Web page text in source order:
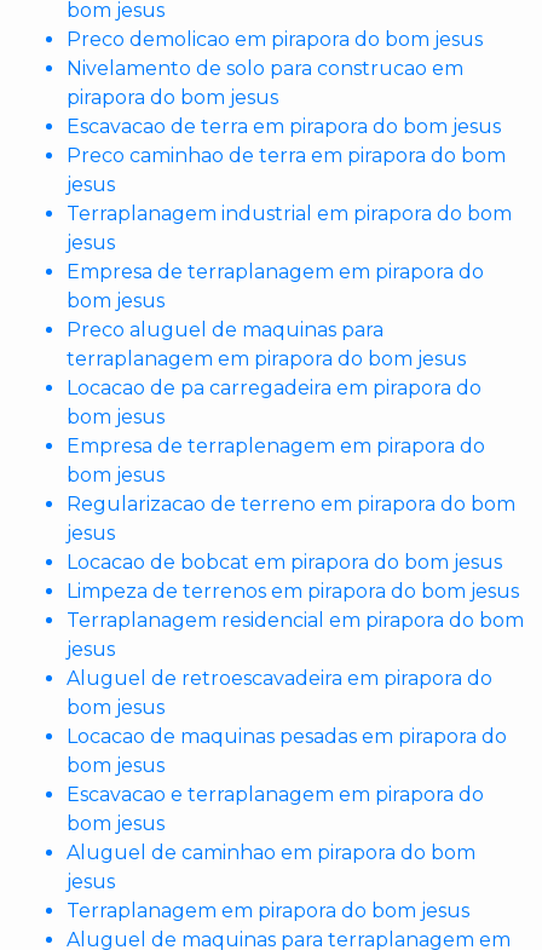
bom jesus
Preco demolicao em pirapora do bom jesus
Nivelamento de solo para construcao em
pirapora do bom jesus
Escavacao de terra em pirapora do bom jesus
Preco caminhao de terra em pirapora do bom
jesus
Terraplanagem industrial em pirapora do bom
jesus
Empresa de terraplanagem em pirapora do
bom jesus
Preco aluguel de maquinas para
terraplanagem em pirapora do bom jesus
Locacao de pa carregadeira em pirapora do
bom jesus
Empresa de terraplenagem em pirapora do
bom jesus
Regularizacao de terreno em pirapora do bom
jesus
Locacao de bobcat em pirapora do bom jesus
Limpeza de terrenos em pirapora do bom jesus
Terraplanagem residencial em pirapora do bom
jesus
Aluguel de retroescavadeira em pirapora do
bom jesus
Locacao de maquinas pesadas em pirapora do
bom jesus
Escavacao e terraplanagem em pirapora do
bom jesus
Aluguel de caminhao em pirapora do bom
jesus
Terraplanagem em pirapora do bom jesus
Aluguel de maquinas para terraplanagem em